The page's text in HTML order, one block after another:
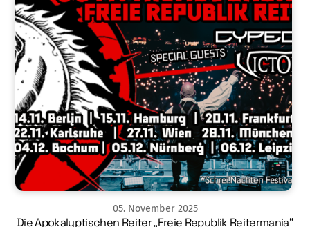
05. November 2025
Die Apokalyptischen Reiter „Freie Republik Reitermania“